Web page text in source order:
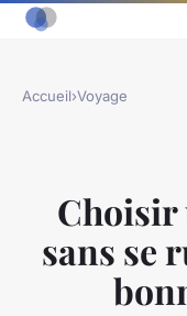
Accueil›Voyage
Choisir
sans se